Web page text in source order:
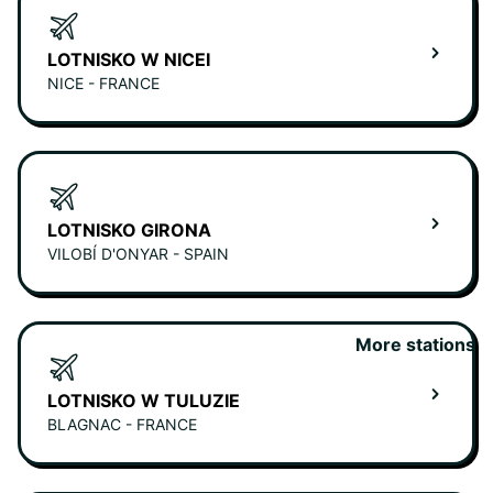
LOTNISKO W NICEI
NICE - FRANCE
LOTNISKO GIRONA
VILOBÍ D'ONYAR - SPAIN
LOTNISKO W TULUZIE
BLAGNAC - FRANCE
More stations